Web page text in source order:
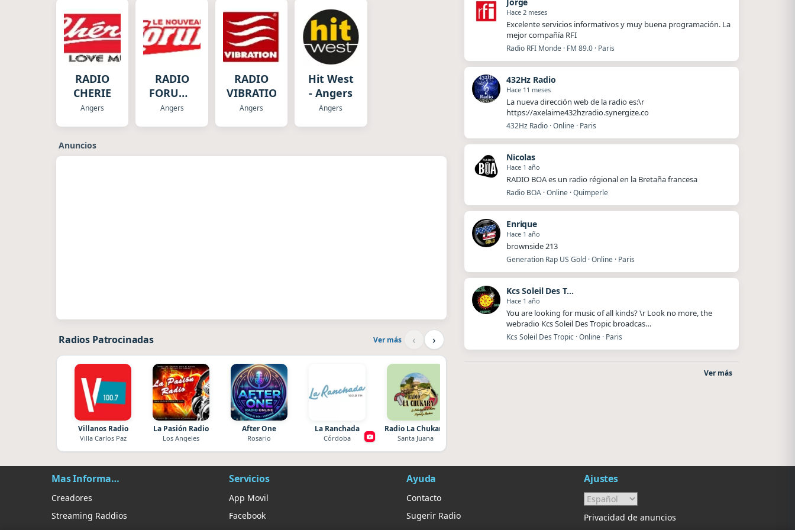
RADIO
CHERIE
Angers
RADIO
FORUM -
OUEST
Angers
RADIO
VIBRATION
Angers
Hit West
- Angers
Angers
Anuncios
Radios Patrocinadas Ver más ‹ ›
Villanos Radio
Villa Carlos Paz
La Pasión Radio
Los Angeles
After One
Rosario
La Ranchada
Córdoba
Radio La Chukara
Santa Juana
Hace 2 meses
Excelente servicios informativos y muy buena programación. La
mejor compañía RFI
Radio RFI Monde · FM 89.0 · Paris
432Hz Radio
Hace 11 meses
La nueva dirección web de la radio es:\r
https://axelaime432hzradio.synergize.co
432Hz Radio · Online · Paris
Nicolas
Hace 1 año
RADIO BOA es un radio régional en la Bretaña francesa
Radio BOA · Online · Quimperle
Enrique
Hace 1 año
brownside 213
Generation Rap US Gold · Online · Paris
Kcs Soleil Des Tropic
Hace 1 año
You are looking for music of all kinds? \r Look no more, the
webradio Kcs Soleil Des Tropic broadcas…
Kcs Soleil Des Tropic · Online · Paris
Ver más
Mas Información
Creadores
Streaming Raddios
Servicios
App Movil
Facebook
Ayuda
Contacto
Sugerir Radio
Ajustes
Privacidad de anuncios